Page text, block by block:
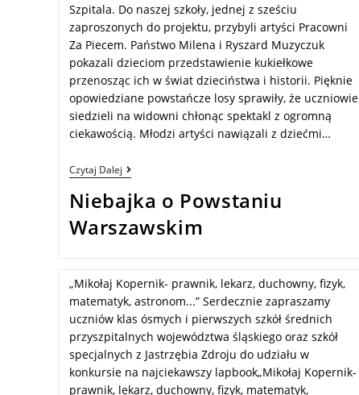
Szpitala. Do naszej szkoły, jednej z sześciu
zaproszonych do projektu, przybyli artyści Pracowni
Za Piecem. Państwo Milena i Ryszard Muzyczuk
pokazali dzieciom przedstawienie kukiełkowe
przenosząc ich w świat dzieciństwa i historii. Pięknie
opowiedziane powstańcze losy sprawiły, że uczniowie
siedzieli na widowni chłonąc spektakl z ogromną
ciekawością. Młodzi artyści nawiązali z dziećmi…
Czytaj Dalej
Niebajka o Powstaniu
Warszawskim
„Mikołaj Kopernik- prawnik, lekarz, duchowny, fizyk,
matematyk, astronom...” Serdecznie zapraszamy
uczniów klas ósmych i pierwszych szkół średnich
przyszpitalnych województwa śląskiego oraz szkół
specjalnych z Jastrzębia Zdroju do udziału w
konkursie na najciekawszy lapbook„Mikołaj Kopernik-
prawnik, lekarz, duchowny, fizyk, matematyk,